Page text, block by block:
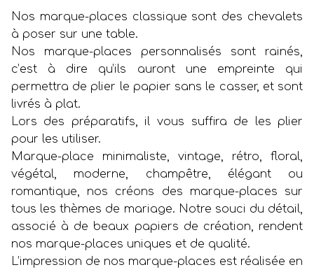
Nos marque-places classique sont des chevalets
à poser sur une table.
Nos marque-places personnalisés sont rainés,
c’est à dire qu’ils auront une empreinte qui
permettra de plier le papier sans le casser, et sont
livrés à plat.
Lors des préparatifs, il vous suffira de les plier
pour les utiliser.
Marque-place minimaliste, vintage, rétro, floral,
végétal, moderne, champêtre, élégant ou
romantique, nos créons des marque-places sur
tous les thèmes de mariage. Notre souci du détail,
associé à de beaux papiers de création, rendent
nos marque-places uniques et de qualité.
L’impression de nos marque-places est réalisée en